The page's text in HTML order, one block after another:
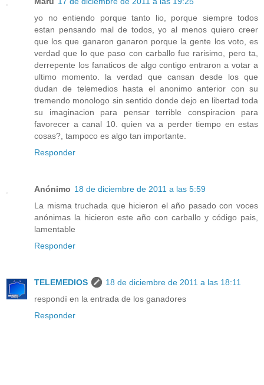
yo no entiendo porque tanto lio, porque siempre todos
estan pensando mal de todos, yo al menos quiero creer
que los que ganaron ganaron porque la gente los voto, es
verdad que lo que paso con carballo fue rarisimo, pero ta,
derrepente los fanaticos de algo contigo entraron a votar a
ultimo momento. la verdad que cansan desde los que
dudan de telemedios hasta el anonimo anterior con su
tremendo monologo sin sentido donde dejo en libertad toda
su imaginacion para pensar terrible conspiracion para
favorecer a canal 10. quien va a perder tiempo en estas
cosas?, tampoco es algo tan importante.
Responder
Anónimo 18 de diciembre de 2011 a las 5:59
La misma truchada que hicieron el año pasado con voces
anónimas la hicieron este año con carballo y código pais,
lamentable
Responder
TELEMEDIOS
18 de diciembre de 2011 a las 18:11
respondí en la entrada de los ganadores
Responder